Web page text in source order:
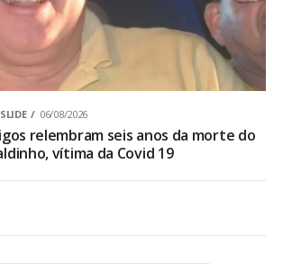
SLIDE 06/08/2026
relembram seis anos da morte do
vítima da Covid 19